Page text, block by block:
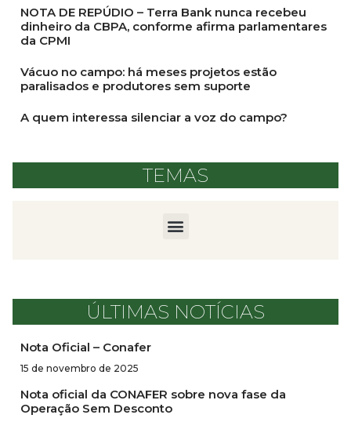
NOTA DE REPÚDIO – Terra Bank nunca recebeu
dinheiro da CBPA, conforme afirma parlamentares
da CPMI
Vácuo no campo: há meses projetos estão
paralisados e produtores sem suporte
A quem interessa silenciar a voz do campo?
TEMAS
ÚLTIMAS NOTÍCIAS
Nota Oficial – Conafer
15 de novembro de 2025
Nota oficial da CONAFER sobre nova fase da
Operação Sem Desconto